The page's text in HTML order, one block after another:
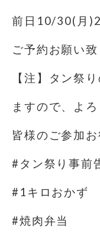
前日10/30(月
ご予約お願い
【注】タン祭
ますので、よ
皆様のご参加
#タン祭り事前
#1キロおかず
#焼肉弁当